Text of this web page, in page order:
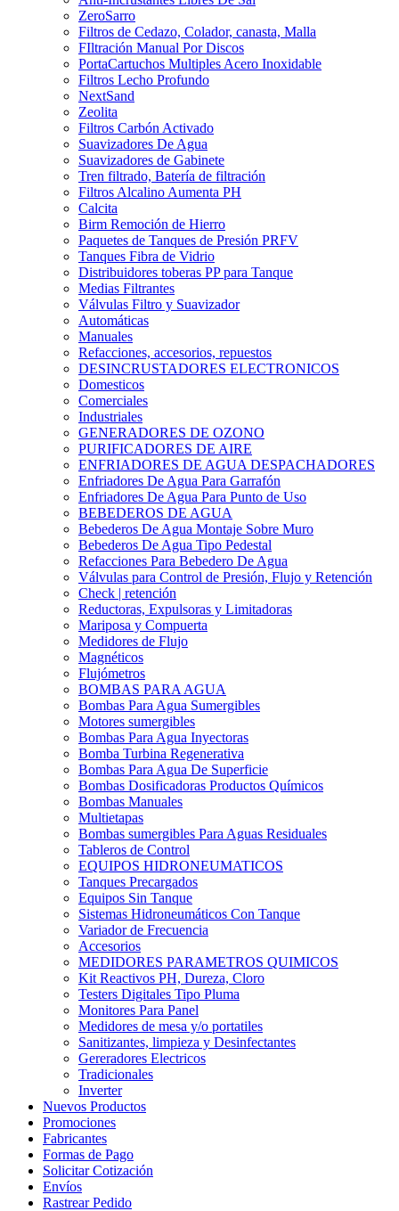
ZeroSarro
Filtros de Cedazo, Colador, canasta, Malla
FIltración Manual Por Discos
PortaCartuchos Multiples Acero Inoxidable
Filtros Lecho Profundo
NextSand
Zeolita
Filtros Carbón Activado
Suavizadores De Agua
Suavizadores de Gabinete
Tren filtrado, Batería de filtración
Filtros Alcalino Aumenta PH
Calcita
Birm Remoción de Hierro
Paquetes de Tanques de Presión PRFV
Tanques Fibra de Vidrio
Distribuidores toberas PP para Tanque
Medias Filtrantes
Válvulas Filtro y Suavizador
Automáticas
Manuales
Refacciones, accesorios, repuestos
DESINCRUSTADORES ELECTRONICOS
Domesticos
Comerciales
Industriales
GENERADORES DE OZONO
PURIFICADORES DE AIRE
ENFRIADORES DE AGUA DESPACHADORES
Enfriadores De Agua Para Garrafón
Enfriadores De Agua Para Punto de Uso
BEBEDEROS DE AGUA
Bebederos De Agua Montaje Sobre Muro
Bebederos De Agua Tipo Pedestal
Refacciones Para Bebedero De Agua
Válvulas para Control de Presión, Flujo y Retención
Check | retención
Reductoras, Expulsoras y Limitadoras
Mariposa y Compuerta
Medidores de Flujo
Magnéticos
Flujómetros
BOMBAS PARA AGUA
Bombas Para Agua Sumergibles
Motores sumergibles
Bombas Para Agua Inyectoras
Bomba Turbina Regenerativa
Bombas Para Agua De Superficie
Bombas Dosificadoras Productos Químicos
Bombas Manuales
Multietapas
Bombas sumergibles Para Aguas Residuales
Tableros de Control
EQUIPOS HIDRONEUMATICOS
Tanques Precargados
Equipos Sin Tanque
Sistemas Hidroneumáticos Con Tanque
Variador de Frecuencia
Accesorios
MEDIDORES PARAMETROS QUIMICOS
Kit Reactivos PH, Dureza, Cloro
Testers Digitales Tipo Pluma
Monitores Para Panel
Medidores de mesa y/o portatiles
Sanitizantes, limpieza y Desinfectantes
Gereradores Electricos
Tradicionales
Inverter
Nuevos Productos
Promociones
Fabricantes
Formas de Pago
Solicitar Cotización
Envíos
Rastrear Pedido